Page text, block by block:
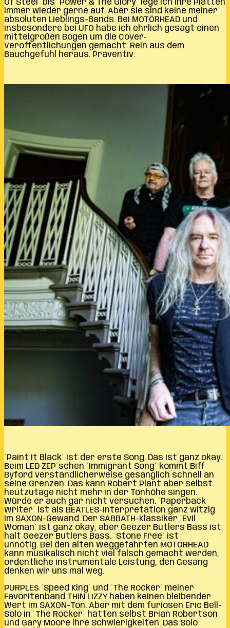
Of Steel´ bis ´Power & The Glory´ lege ich ihre Platten
immer wieder gerne auf. Aber sie sind keine meiner
absoluten Lieblings-Bands. Bei MOTÖRHEAD und
insbesondere bei UFO habe ich ehrlich gesagt einen
mittelgroßen Bogen um die Cover-
Veröffentlichungen gemacht. Rein aus dem
Bauchgefühl heraus. Präventiv.
´Paint It Black´ ist der erste Song. Das ist ganz okay.
Beim LED ZEP´schen ´Immigrant Song´ kommt Biff
Byford verständlicherweise gesanglich schnell an
seine Grenzen. Das kann Robert Plant aber selbst
heutzutage nicht mehr in der Tonhöhe singen.
Würde er auch gar nicht versuchen. ´Paperback
Writer´ ist als BEATLES-Interpretation ganz witzig
im SAXON-Gewand. Der SABBATH-Klassiker ´Evil
Woman´ ist ganz okay, aber Geezer Butlers Bass ist
halt Geezer Butlers Bass. ´Stone Free´ ist
unnötig. Bei den alten Weggefährten MOTÖRHEAD
kann musikalisch nicht viel falsch gemacht werden,
ordentliche instrumentale Leistung, den Gesang
denken wir uns mal weg.
PURPLEs ´Speed King´ und ´The Rocker´ meiner
Favoritenband THIN LIZZY haben keinen bleibender
Wert im SAXON-Ton. Aber mit dem furiosen Eric Bell-
Solo in ´The Rocker´ hatten selbst Brian Robertson
und Gary Moore ihre Schwierigkeiten. Das Solo